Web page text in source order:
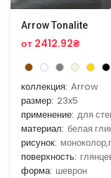
Arrow Tonalite
от 2412.92₴
коллекция: Arrow
размер: 23x5
применение: для
материал: белая
рисунок:
поверхность:
форма: шеврон